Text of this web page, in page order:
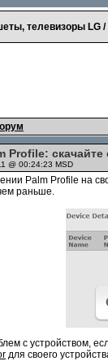
телевизоры LG /
Profile:
@ 00:24:23 MSD
Palm Profile на
раньше.
с устройством,
для своего